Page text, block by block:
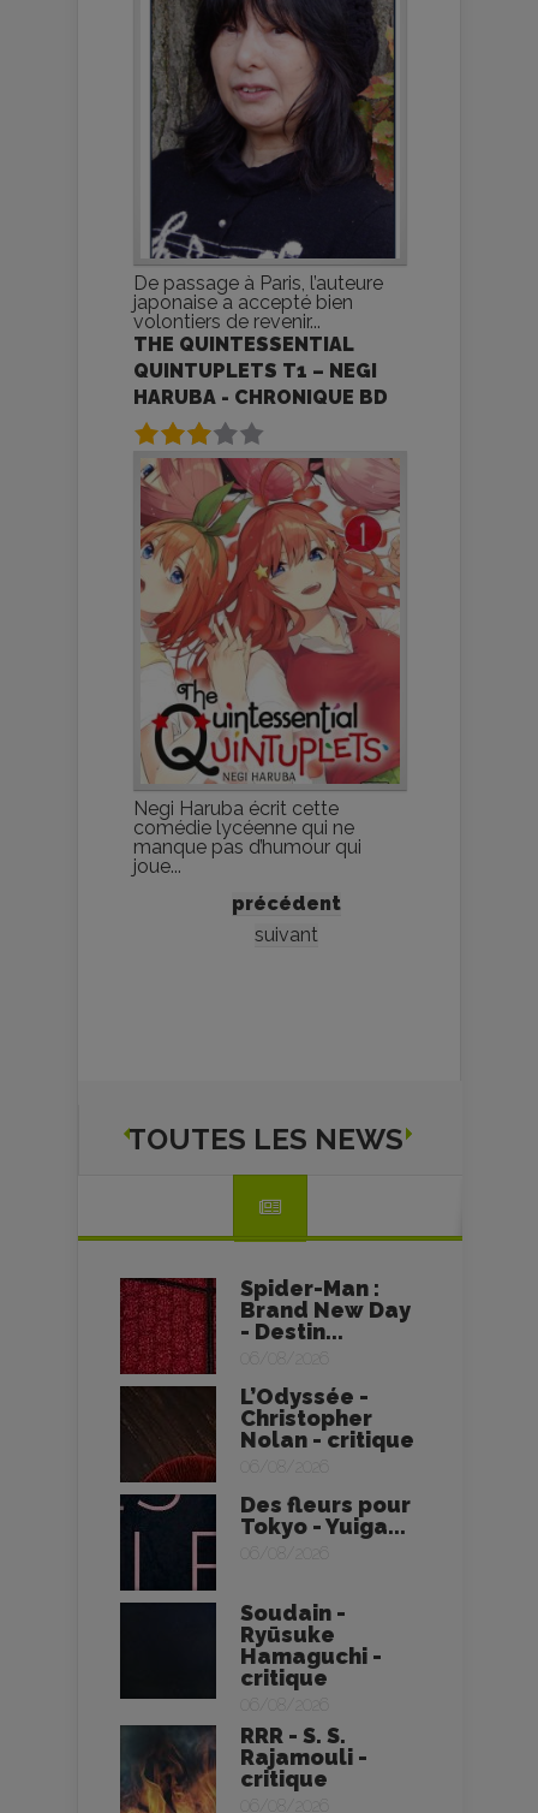
De passage à Paris, l’auteure
japonaise a accepté bien
volontiers de revenir...
THE QUINTESSENTIAL
QUINTUPLETS T1 – NEGI
HARUBA - CHRONIQUE BD
Negi Haruba écrit cette
comédie lycéenne qui ne
manque pas d’humour qui
joue...
précédent
suivant
TOUTES LES NEWS
Spider-Man :
Brand New Day
- Destin...
06/08/2026
L’Odyssée -
Christopher
Nolan - critique
06/08/2026
Des fleurs pour
Tokyo - Yuiga...
06/08/2026
Soudain -
Ryūsuke
Hamaguchi -
critique
06/08/2026
RRR - S. S.
Rajamouli -
critique
06/08/2026